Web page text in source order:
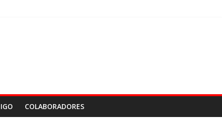
COLABORADORES